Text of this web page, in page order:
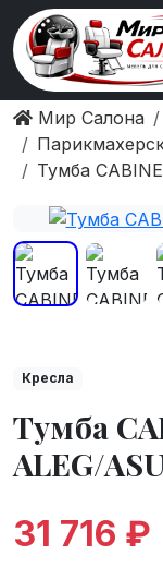
Мир Салона
Тумба
Кресла
Тумба
ALEG/
31 716 ₽